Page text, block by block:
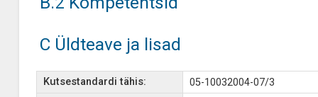
C Üldteave ja lisad
Kutsestandardi tähis:
05-10032004-07/3